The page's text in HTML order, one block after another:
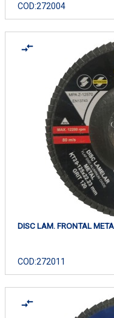
COD:272004
DISC LAM. FRONTAL
COD:272011